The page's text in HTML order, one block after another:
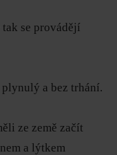
se provádějí
a bez trhání.
ze země začít
a lýtkem